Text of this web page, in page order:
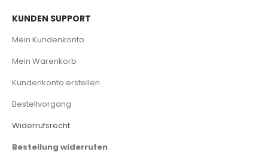
KUNDEN SUPPORT
Mein Kundenkonto
Mein Warenkorb
Kundenkonto erstellen
Bestellvorgang
Widerrufsrecht
Bestellung widerrufen